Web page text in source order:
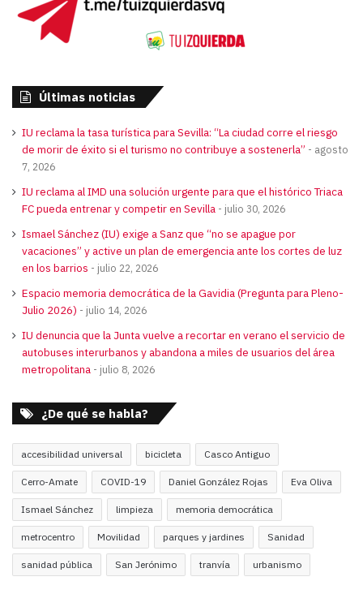
Últimas noticias
IU reclama la tasa turística para Sevilla: “La ciudad corre el riesgo
de morir de éxito si el turismo no contribuye a sostenerla”
agosto
7, 2026
IU reclama al IMD una solución urgente para que el histórico Triaca
FC pueda entrenar y competir en Sevilla
julio 30, 2026
Ismael Sánchez (IU) exige a Sanz que “no se apague por
vacaciones” y active un plan de emergencia ante los cortes de luz
en los barrios
julio 22, 2026
Espacio memoria democrática de la Gavidia (Pregunta para Pleno-
Julio 2026)
julio 14, 2026
IU denuncia que la Junta vuelve a recortar en verano el servicio de
autobuses interurbanos y abandona a miles de usuarios del área
metropolitana
julio 8, 2026
¿De qué se habla?
accesibilidad universal bicicleta Casco Antiguo
Cerro-Amate COVID-19 Daniel González Rojas Eva Oliva
Ismael Sánchez limpieza memoria democrática
metrocentro Movilidad parques y jardines Sanidad
sanidad pública San Jerónimo tranvía urbanismo